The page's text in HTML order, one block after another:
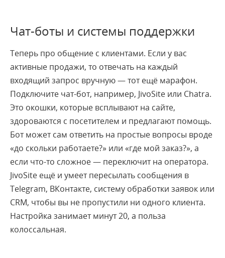
Чат-боты и системы поддержки
Теперь про общение с клиентами. Если у вас
активные продажи, то отвечать на каждый
входящий запрос вручную — тот ещё марафон.
Подключите чат-бот, например, JivoSite или Chatra.
Это окошки, которые всплывают на сайте,
здороваются с посетителем и предлагают помощь.
Бот может сам ответить на простые вопросы вроде
«до скольки работаете?» или «где мой заказ?», а
если что-то сложное — переключит на оператора.
JivoSite ещё и умеет пересылать сообщения в
Telegram, ВКонтакте, систему обработки заявок или
CRM, чтобы вы не пропустили ни одного клиента.
Настройка занимает минут 20, а польза
колоссальная.